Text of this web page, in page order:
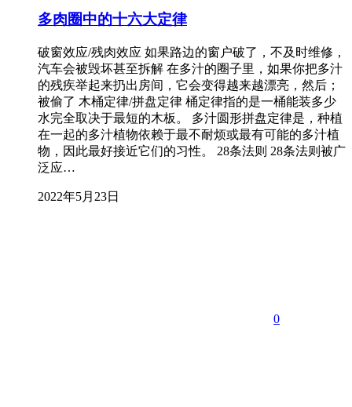
多肉圈中的十六大定律
破窗效应/残肉效应 如果路边的窗户破了，不及时维修，
汽车会被毁坏甚至拆解 在多汁的圈子里，如果你把多汁
的残疾举起来扔出房间，它会变得越来越漂亮，然后；
被偷了 木桶定律/拼盘定律 桶定律指的是一桶能装多少
水完全取决于最短的木板。 多汁圆形拼盘定律是，种植
在一起的多汁植物依赖于最不耐烦或最有可能的多汁植
物，因此最好接近它们的习性。 28条法则 28条法则被广
泛应…
2022年5月23日
0